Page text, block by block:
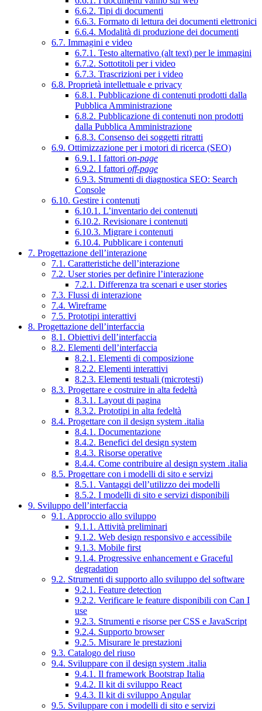
6.6.2. Tipi di documenti
6.6.3. Formato di lettura dei documenti elettronici
6.6.4. Modalità di produzione dei documenti
6.7. Immagini e video
6.7.1. Testo alternativo (alt text) per le immagini
6.7.2. Sottotitoli per i video
6.7.3. Trascrizioni per i video
6.8. Proprietà intellettuale e privacy
6.8.1. Pubblicazione di contenuti prodotti dalla
Pubblica Amministrazione
6.8.2. Pubblicazione di contenuti non prodotti
dalla Pubblica Amministrazione
6.8.3. Consenso dei soggetti ritratti
6.9. Ottimizzazione per i motori di ricerca (SEO)
6.9.1. I fattori on-page
6.9.2. I fattori off-page
6.9.3. Strumenti di diagnostica SEO: Search
Console
6.10. Gestire i contenuti
6.10.1. L’inventario dei contenuti
6.10.2. Revisionare i contenuti
6.10.3. Migrare i contenuti
6.10.4. Pubblicare i contenuti
7. Progettazione dell’interazione
7.1. Caratteristiche dell’interazione
7.2. User stories per definire l’interazione
7.2.1. Differenza tra scenari e user stories
7.3. Flussi di interazione
7.4. Wireframe
7.5. Prototipi interattivi
8. Progettazione dell’interfaccia
8.1. Obiettivi dell’interfaccia
8.2. Elementi dell’interfaccia
8.2.1. Elementi di composizione
8.2.2. Elementi interattivi
8.2.3. Elementi testuali (microtesti)
8.3. Progettare e costruire in alta fedeltà
8.3.1. Layout di pagina
8.3.2. Prototipi in alta fedeltà
8.4. Progettare con il design system .italia
8.4.1. Documentazione
8.4.2. Benefici del design system
8.4.3. Risorse operative
8.4.4. Come contribuire al design system .italia
8.5. Progettare con i modelli di sito e servizi
8.5.1. Vantaggi dell’utilizzo dei modelli
8.5.2. I modelli di sito e servizi disponibili
9. Sviluppo dell’interfaccia
9.1. Approccio allo sviluppo
9.1.1. Attività preliminari
9.1.2. Web design responsivo e accessibile
9.1.3. Mobile first
9.1.4. Progressive enhancement e Graceful
degradation
9.2. Strumenti di supporto allo sviluppo del software
9.2.1. Feature detection
9.2.2. Verificare le feature disponibili con Can I
use
9.2.3. Strumenti e risorse per CSS e JavaScript
9.2.4. Supporto browser
9.2.5. Misurare le prestazioni
9.3. Catalogo del riuso
9.4. Sviluppare con il design system .italia
9.4.1. Il framework Bootstrap Italia
9.4.2. Il kit di sviluppo React
9.4.3. Il kit di sviluppo Angular
9.5. Sviluppare con i modelli di sito e servizi